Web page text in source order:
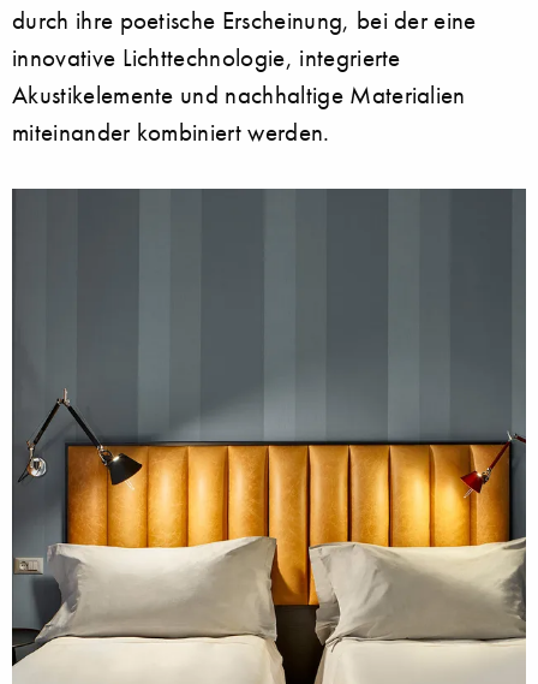
durch ihre poetische Erscheinung, bei der eine
innovative Lichttechnologie, integrierte
Akustikelemente und nachhaltige Materialien
miteinander kombiniert werden.